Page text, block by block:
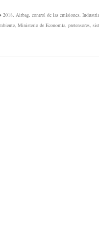
2018, Airbag, control de las emisiones,
, Ministerio de Economía, pretensores,